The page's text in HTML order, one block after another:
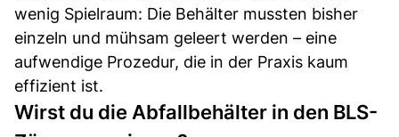
wenig Spielraum: Die Behälter mussten bisher
einzeln und mühsam geleert werden – eine
aufwendige Prozedur, die in der Praxis kaum
effizient ist.
Wirst du die Abfallbehälter in den BLS-